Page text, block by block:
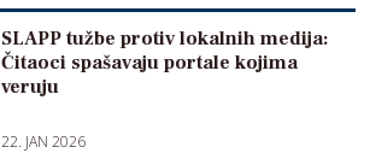
SLAPP tužbe protiv lokalnih medija:
Čitaoci spašavaju portale kojima
veruju
22. JAN 2026